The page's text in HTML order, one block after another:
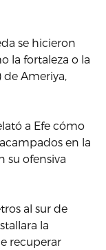
se hicieron
la fortaleza o la
Ameriya,
a Efe cómo
en la
su ofensiva
al sur de
la
recuperar